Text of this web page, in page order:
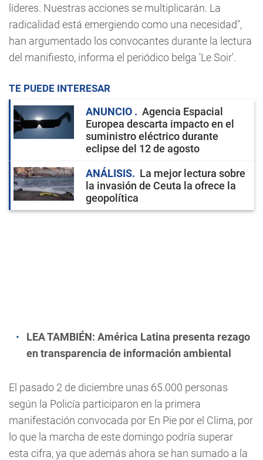
líderes. Nuestras acciones se multiplicarán. La
radicalidad está emergiendo como una necesidad",
han argumentado los convocantes durante la lectura
del manifiesto, informa el periódico belga 'Le Soir'.
TE PUEDE INTERESAR
ANUNCIO
Agencia Espacial
Europea descarta impacto en el
suministro eléctrico durante
eclipse del 12 de agosto
ANÁLISIS
La mejor lectura sobre
la invasión de Ceuta la ofrece la
geopolítica
LEA TAMBIÉN: América Latina presenta rezago
en transparencia de información ambiental
El pasado 2 de diciembre unas 65.000 personas
según la Policía participaron en la primera
manifestación convocada por En Pie por el Clima, por
lo que la marcha de este domingo podría superar
esta cifra, ya que además ahora se han sumado a la